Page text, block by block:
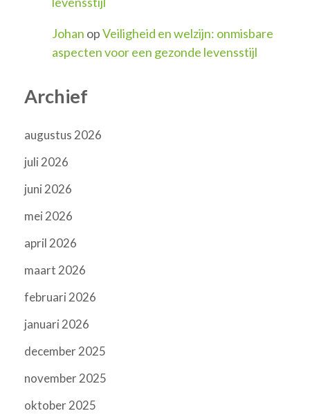
Johan opVeiligheid en welzijn: onmisbare
aspecten voor een gezonde levensstijl
Archief
augustus 2026
juli 2026
juni 2026
mei 2026
april 2026
maart 2026
februari 2026
januari 2026
december 2025
november 2025
oktober 2025